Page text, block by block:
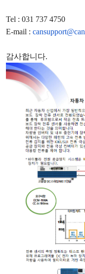
Tel : 031 737 4750
E-mail :
감사합니다.